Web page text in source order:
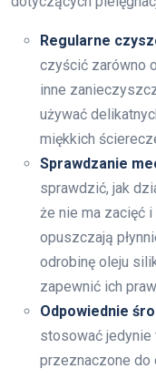
Regularne
czyścić zarówno
inne
używać
miękkich
Sprawdzanie
sprawdzić, jak
że nie ma zacięć
opuszczają
odrobinę oleju
zapewnić ich
Odpowiednie
stosować
przeznaczone do